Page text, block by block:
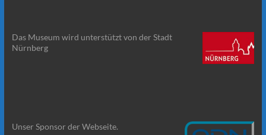
Das Museum wird unterstützt von der Stadt
Nürnberg
Unser Sponsor der Webseite.